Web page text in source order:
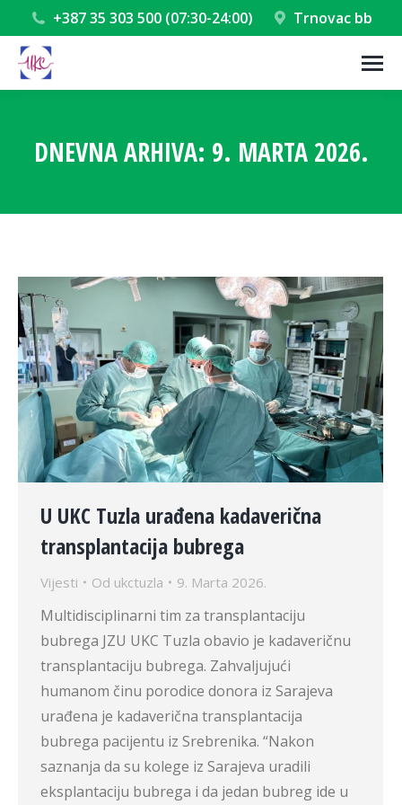
+387 35 303 500 (07:30-24:00) Trnovac bb
DNEVNA ARHIVA: 9. MARTA 2026.
U UKC Tuzla urađena kadaverična
transplantacija bubrega
Vijesti Od ukctuzla 9. Marta 2026.
Multidisciplinarni tim za transplantaciju
bubrega JZU UKC Tuzla obavio je kadaveričnu
transplantaciju bubrega. Zahvaljujući
humanom činu porodice donora iz Sarajeva
urađena je kadaverična transplantacija
bubrega pacijentu iz Srebrenika. “Nakon
saznanja da su kolege iz Sarajeva uradili
eksplantaciju bubrega i da jedan bubreg ide u